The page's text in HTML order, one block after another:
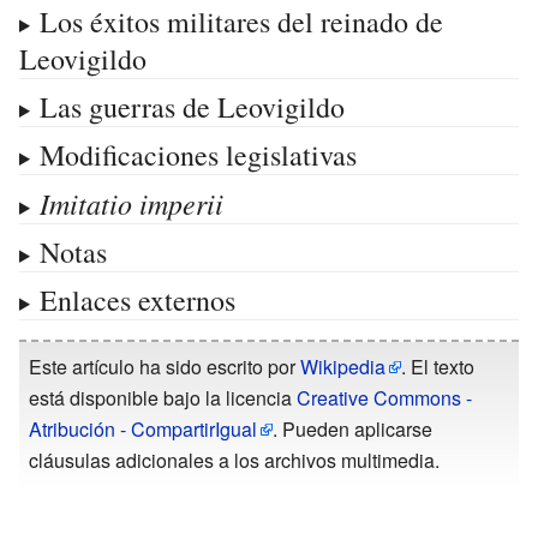
Los éxitos militares del reinado de
Leovigildo
Las guerras de Leovigildo
Modificaciones legislativas
Imitatio imperii
Notas
Enlaces externos
Este artículo ha sido escrito porWikipedia
. El texto
está disponible bajo la licenciaCreative Commons -
Atribución - CompartirIgual
. Pueden aplicarse
cláusulas adicionales a los archivos multimedia.